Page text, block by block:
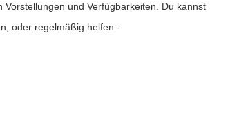
und Verfügbarkeiten. Du kannst
oder regelmäßig helfen -